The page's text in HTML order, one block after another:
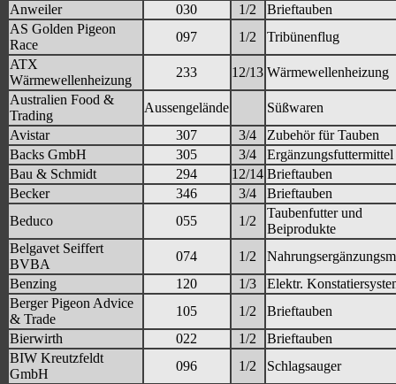
Anweiler
030 1/2
Brieftauben
AS Golden Pigeon
Race
097 1/2
Tribünenflug
ATX
Wärmewellenheizung
233 12/13 Wärmewellenheizung
Australien Food &
Trading
Aussengelände
Süßwaren
Avistar
307 3/4
Zubehör für Tauben
Backs GmbH
305 3/4
Ergänzungsfuttermittel
Bau & Schmidt
294 12/14 Brieftauben
Becker
346 3/4
Brieftauben
Beduco
055 1/2
Taubenfutter und
Beiprodukte
Belgavet Seiffert
BVBA
074 1/2
Benzing
120 1/3
Elektr.
Berger Pigeon Advice
& Trade
105 1/2
Brieftauben
Bierwirth
022 1/2
Brieftauben
BIW Kreutzfeldt
GmbH
096 1/2 Schlagsauger